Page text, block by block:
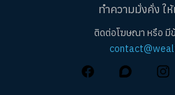
ทำความมั่งคั่ง ให้
ติดต่อโฆษณา หรือ มี